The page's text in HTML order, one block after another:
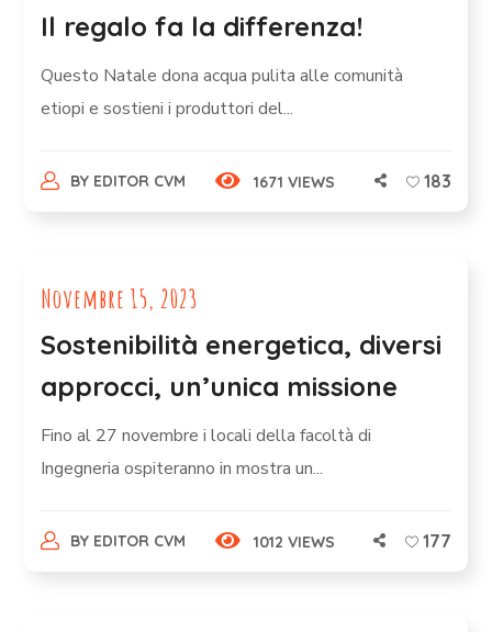
Il regalo fa la differenza!
Questo Natale dona acqua pulita alle comunità
etiopi e sostieni i produttori del...
BY EDITOR CVM 1671 VIEWS 183
Novembre 15, 2023
Sostenibilità energetica, diversi
approcci, un’unica missione
Fino al 27 novembre i locali della facoltà di
Ingegneria ospiteranno in mostra un...
BY EDITOR CVM 1012 VIEWS 177